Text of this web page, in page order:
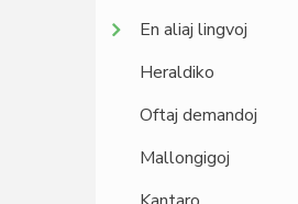
En aliaj lingvoj
Heraldiko
Oftaj demandoj
Mallongigoj